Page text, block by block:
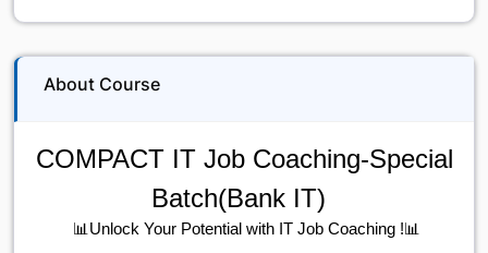
About Course
COMPACT IT Job Coaching-Special
Batch(Bank IT)
📊 Unlock Your Potential with IT Job Coaching ! 📊